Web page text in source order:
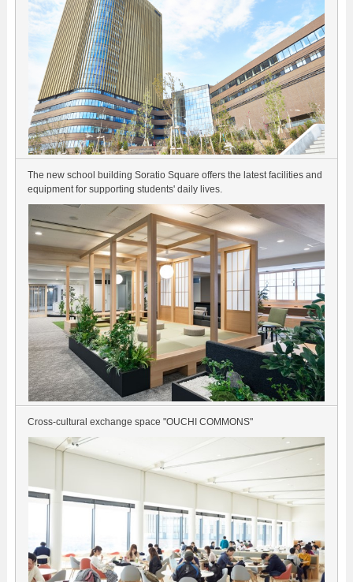
The new school building Soratio Square offers the latest facilities and
equipment for supporting students' daily lives.
Cross-cultural exchange space "OUCHI COMMONS"